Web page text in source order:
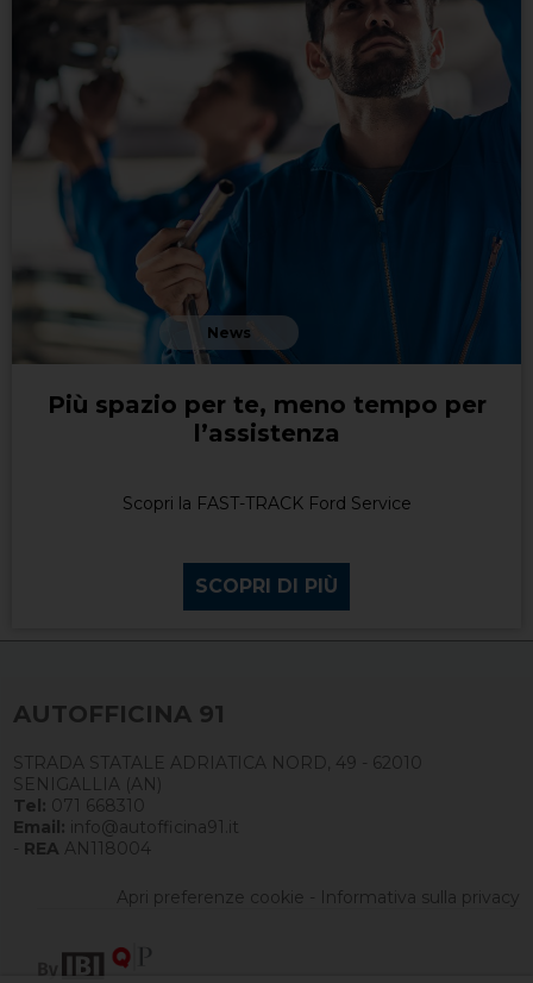
News
Più spazio per te, meno tempo per
l’assistenza
Scopri la FAST-TRACK Ford Service
SCOPRI DI PIÙ
AUTOFFICINA 91
STRADA STATALE ADRIATICA NORD, 49 - 62010
SENIGALLIA (AN)
Tel: 071 668310
Email: info@autofficina91.it
- REA AN118004
Apri preferenze cookie - Informativa sulla privacy